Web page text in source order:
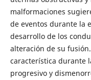
malformaciones
de eventos durante la
desarrollo de los
alteración de su
característica durante
progresivo y